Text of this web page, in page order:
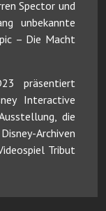
Spector und
unbekannte
– Die Macht
präsentiert
Interactive
die
Archiven
Tribut